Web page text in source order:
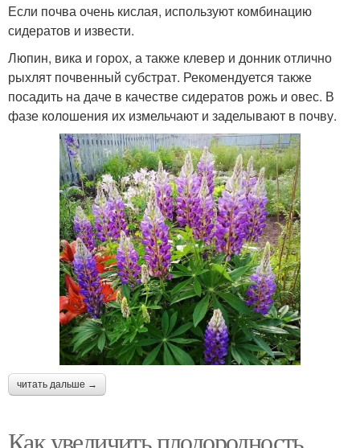
Если почва очень кислая, используют комбинацию
сидератов и извести.
Люпин, вика и горох, а также клевер и донник отлично
рыхлят почвенный субстрат. Рекомендуется также
посадить на даче в качестве сидератов рожь и овес. В
фазе колошения их измельчают и заделывают в почву.
читать дальше →
Как увеличить плодородность